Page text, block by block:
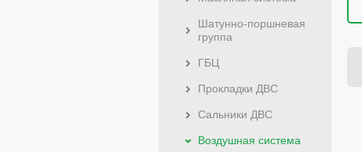
Шатунно-поршневая
группа
ГБЦ
Прокладки ДВС
Сальники ДВС
Воздушная система